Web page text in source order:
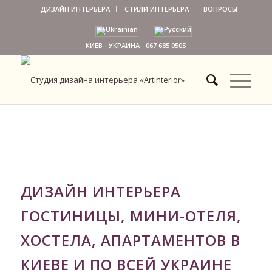
ДИЗАЙН ИНТЕРЬЕРА СТИЛИ ИНТЕРЬЕРА ВОПРОСЫ
КИЕВ - УКРАИНА -067 685 0505
ДИЗАЙН ИНТЕРЬЕРА
ГОСТИНИЦЫ, МИНИ-ОТЕЛЯ,
ХОСТЕЛА, АПАРТАМЕНТОВ В
КИЕВЕ И ПО ВСЕЙ УКРАИНЕ